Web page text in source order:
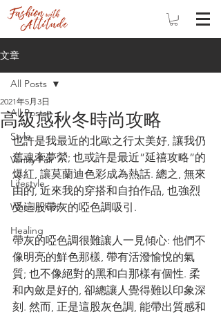
文章
All Posts
Style
Vanity Fair
Lifestyle
Wanderlust
Healing
All Posts
高級感秋冬時尚攻略
2021年5月3日
也許是我最近的北歐之行太美好, 讓我仍
舊魂牽夢縈; 也或許是最近”延禧攻略”的
爆紅, 讓莫蘭迪色彩成為熱話. 總之, 無來
由的, 近來我的穿搭和自拍作品, 也強烈
受這股帶灰的啞色調吸引.
帶灰的啞色調很難讓人一見傾心: 他們不
像明亮的鮮色那樣, 帶有活潑愉悅的氣
質; 也不像絕對的黑和白那樣有個性. 柔
和內斂是好的, 卻總讓人覺得難以印象深
刻. 然而, 正是這股灰色調, 能帶出質感和